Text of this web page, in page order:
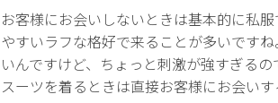
お客様にお会いしないときは基本的に私
やすいラフな格好で来ることが多いです
いんですけど、ちょっと刺激が強すぎるの
スーツを着るときは直接お客様にお会いす